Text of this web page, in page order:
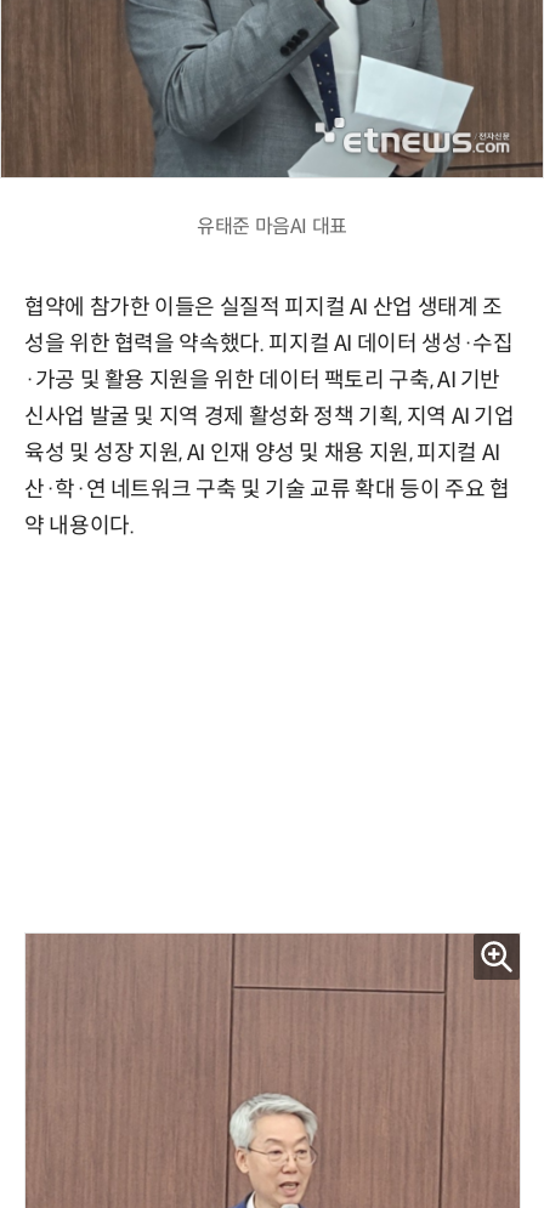
유태준 마음AI 대표
협약에 참가한 이들은 실질적 피지컬 AI 산업 생태계 조
성을 위한 협력을 약속했다. 피지컬 AI 데이터 생성·수집
·가공 및 활용 지원을 위한 데이터 팩토리 구축, AI 기반
신사업 발굴 및 지역 경제 활성화 정책 기획, 지역 AI 기업
육성 및 성장 지원, AI 인재 양성 및 채용 지원, 피지컬 AI
산·학·연 네트워크 구축 및 기술 교류 확대 등이 주요 협
약 내용이다.